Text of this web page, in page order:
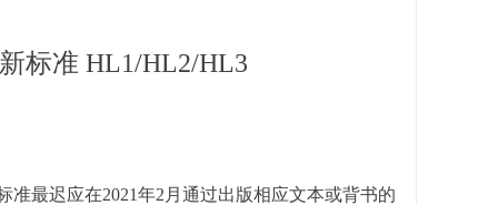
标准 HL1/HL2/HL3
准最迟应在2021年2月通过出版相应文本或背书的